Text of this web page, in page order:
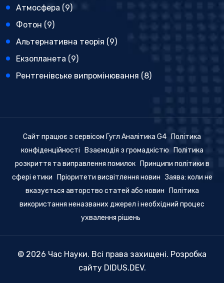
Атмосфера (9)
Фотон (9)
Альтернативна теорія (9)
Екзопланета (9)
Рентгенівське випромінювання (8)
Сайт працює з сервісом Гугл Аналітика G4
Політика
конфіденційності
Взаємодія з громадкістю
Політика
розкриття та виправлення помилок
Принципи політики в
сфері етики
Пріоритети висвітлення новин Заява: коли не
вказується авторство статей або новин
Політика
використання неназваних джерел і необхідний процес
ухвалення рішень
© 2026 Час Науки. Всі права захищені. Розробка
сайту DIDUS.DEV.